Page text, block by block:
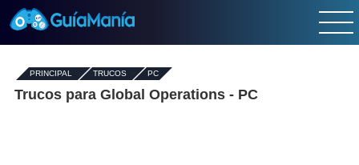
PRINCIPAL - TRUCOS- PC
Trucos para Global Operations - PC